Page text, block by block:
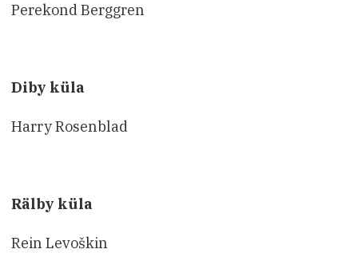
Perekond Berggren
Diby küla
Harry Rosenblad
Rälby küla
Rein Levoškin